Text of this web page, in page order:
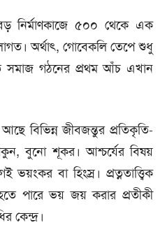
নির্মাণকাজে ৫০০ থেকে এক
অর্থাৎ, গোবেকলি তেপে শুধু
সমাজ গঠনের প্রথম আঁচ এখান
বিভিন্ন জীবজন্তুর প্রতিকৃতি-
বুনো শূকর। আশ্চর্যের বিষয়
বা হিংস্র। প্রত্নতাত্ত্বিক
পারে ভয় জয় করার প্রতীকী
কেন্দ্র।